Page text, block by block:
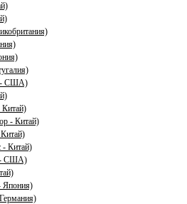
- США)
- Китай)
Китай)
- США)
Япония)